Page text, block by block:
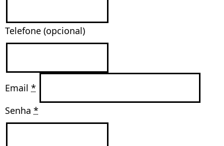
Telefone (opcional)
Email *
Senha *